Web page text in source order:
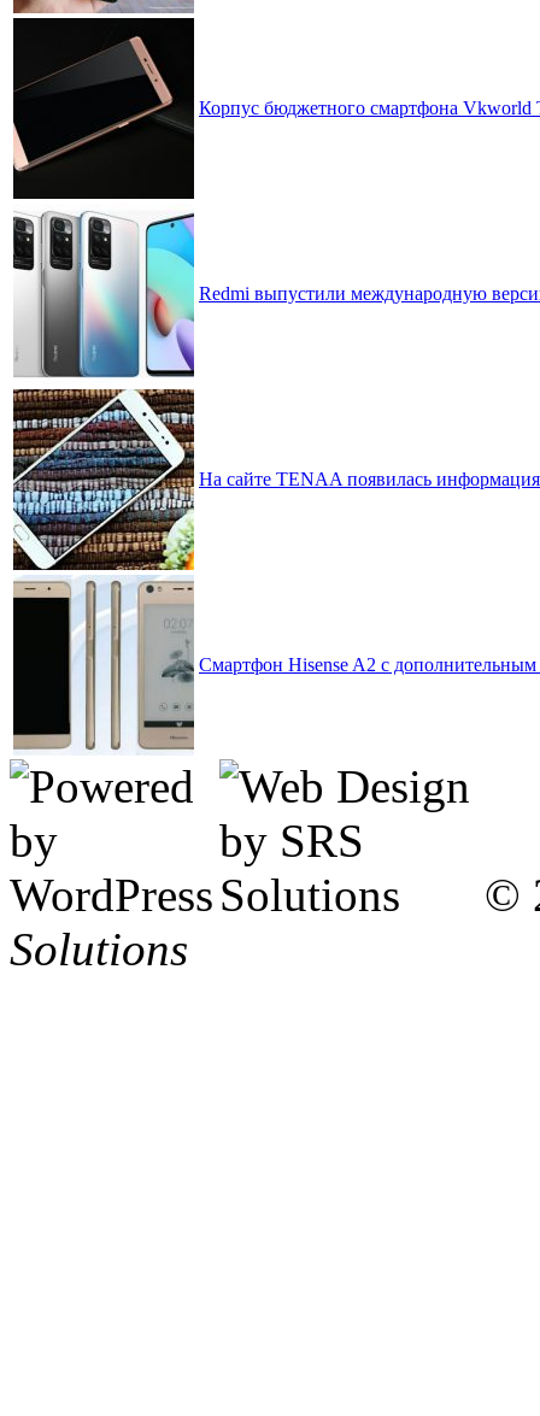
Корпус бюджетного смартфона Vkworld
Redmi выпустили международную
На сайте TENAA появилась
Смартфон Hisense A2 с
©
Solutions